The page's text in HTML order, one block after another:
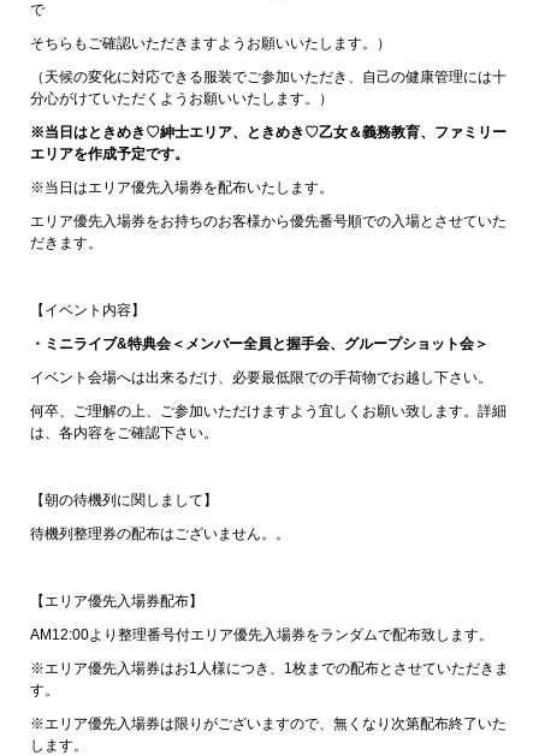
で
そちらもご確認いただきますようお願いいたします。）
（天候の変化に対応できる服装でご参加いただき、自己の健康管理には十
分心がけていただくようお願いいたします。）
※当日はときめき♡紳士エリア、ときめき♡乙女＆義務教育、ファミリー
エリアを作成予定です。
※当日はエリア優先入場券を配布いたします。
エリア優先入場券をお持ちのお客様から優先番号順での入場とさせていた
だきます。
【イベント内容】
・ミニライブ&特典会＜メンバー全員と握手会、グループショット会＞
イベント会場へは出来るだけ、必要最低限での手荷物でお越し下さい。
何卒、ご理解の上、ご参加いただけますよう宜しくお願い致します。詳細
は、各内容をご確認下さい。
【朝の待機列に関しまして】
待機列整理券の配布はございません。。
【エリア優先入場券配布】
AM12:00より整理番号付エリア優先入場券をランダムで配布致します。
※エリア優先入場券はお1人様につき、1枚までの配布とさせていただきま
す。
※エリア優先入場券は限りがございますので、無くなり次第配布終了いた
します。